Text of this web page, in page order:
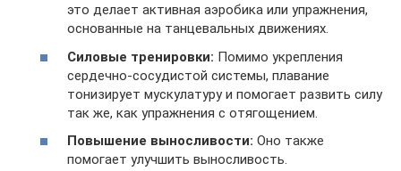
это делает активная аэробика или упражнения,
основанные на танцевальных движениях.
Силовые тренировки: Помимо укрепления
сердечно-сосудистой системы, плавание
тонизирует мускулатуру и помогает развить силу
так же, как упражнения с отягощением.
Повышение выносливости: Оно также
помогает улучшить выносливость.